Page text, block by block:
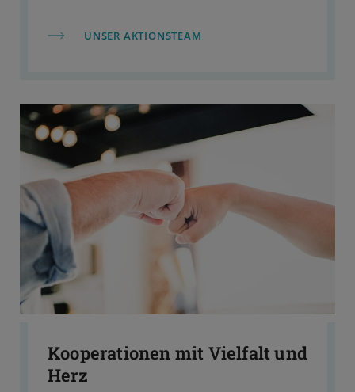
UNSER AKTIONSTEAM
Kooperationen mit Vielfalt und
Herz